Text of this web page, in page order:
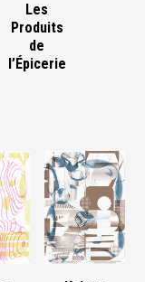
Les
Produits
de
l’Épicerie